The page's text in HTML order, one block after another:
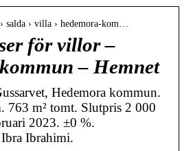
salda › villa › hedemora-kom…
för villor –
– Hemnet
Hedemora kommun.
763 m² tomt. Slutpris 2 000
2023. ±0 %.
Ibrahimi.